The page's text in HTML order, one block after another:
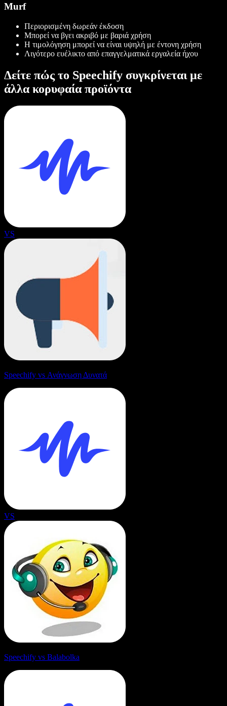
Murf
Περιορισμένη δωρεάν έκδοση
Μπορεί να βγει ακριβό με βαριά χρήση
Η τιμολόγηση μπορεί να είναι υψηλή με έντονη χρήση
Λιγότερο ευέλικτο από επαγγελματικά εργαλεία ήχου
Δείτε πώς το Speechify συγκρίνεται με
άλλα κορυφαία προϊόντα
VS
Speechify vs Ανάγνωση Δυνατά
VS
Speechify vs Balabolka